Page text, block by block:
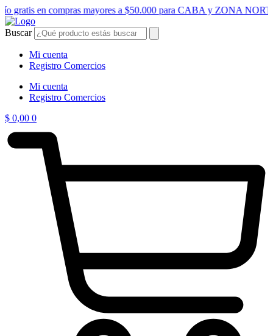
Ir
al
contenido
gratis en compras mayores a $50.000 para CABA y ZONA
Buscar
Mi cuenta
Registro Comercios
Mi cuenta
Registro Comercios
$ 0,00 0